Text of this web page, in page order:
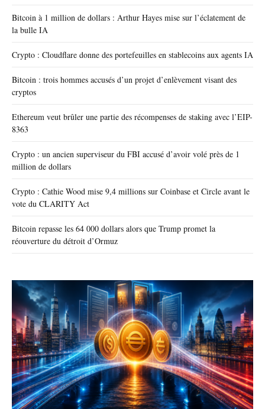
Bitcoin à 1 million de dollars : Arthur Hayes mise sur l’éclatement de
la bulle IA
Crypto : Cloudflare donne des portefeuilles en stablecoins aux agents IA
Bitcoin : trois hommes accusés d’un projet d’enlèvement visant des
cryptos
Ethereum veut brûler une partie des récompenses de staking avec l’EIP-
8363
Crypto : un ancien superviseur du FBI accusé d’avoir volé près de 1
million de dollars
Crypto : Cathie Wood mise 9,4 millions sur Coinbase et Circle avant le
vote du CLARITY Act
Bitcoin repasse les 64 000 dollars alors que Trump promet la
réouverture du détroit d’Ormuz